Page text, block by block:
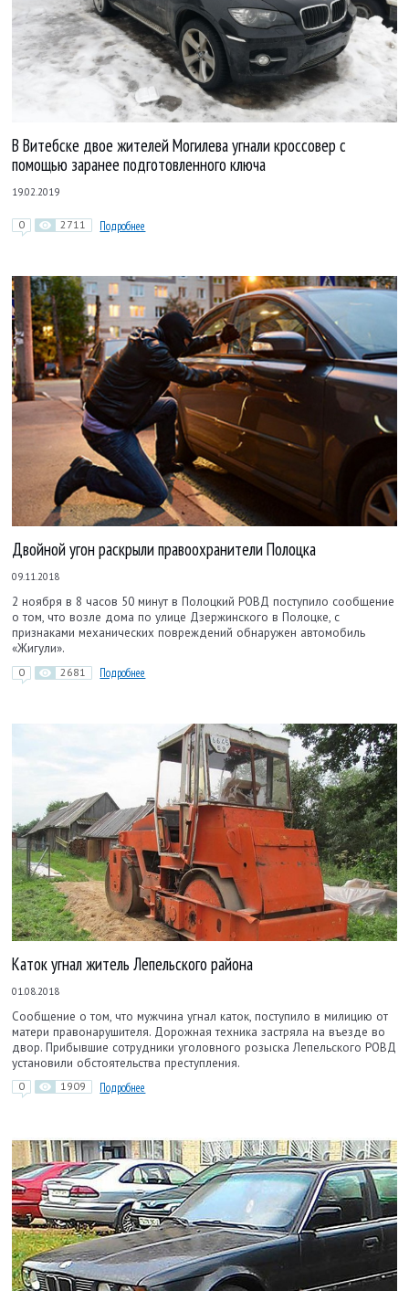
В Витебске двое жителей Могилева угнали кроссовер с
помощью заранее подготовленного ключа
19.02.2019
0 2711 Подробнее
Двойной угон раскрыли правоохранители Полоцка
09.11.2018
2 ноября в 8 часов 50 минут в Полоцкий РОВД поступило сообщение
о том, что возле дома по улице Дзержинского в Полоцке, с
признаками механических повреждений обнаружен автомобиль
«Жигули».
0 2681 Подробнее
Каток угнал житель Лепельского района
01.08.2018
Сообщение о том, что мужчина угнал каток, поступило в милицию от
матери правонарушителя. Дорожная техника застряла на въезде во
двор. Прибывшие сотрудники уголовного розыска Лепельского РОВД
установили обстоятельства преступления.
0 1909 Подробнее